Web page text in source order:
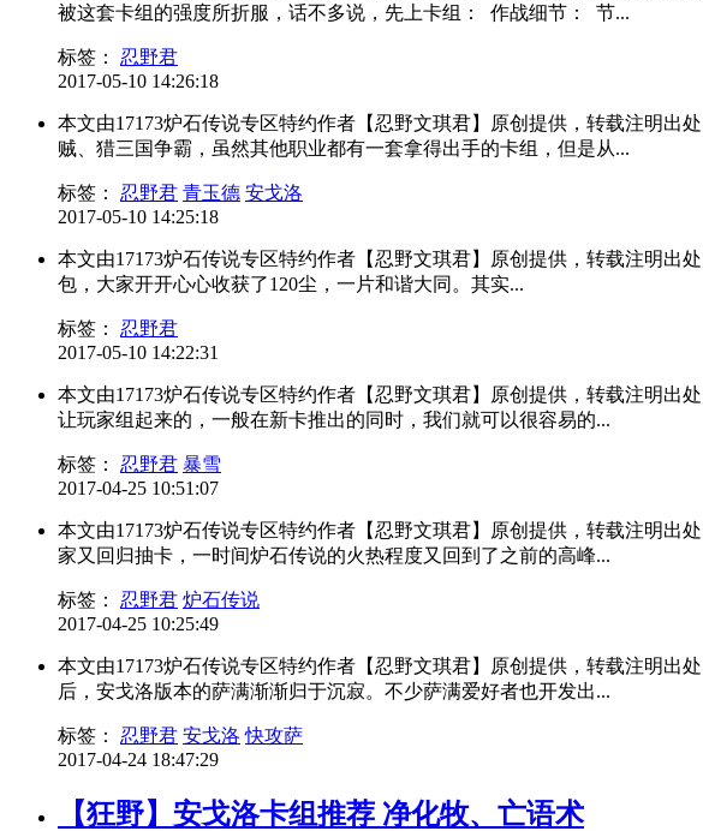
被这套卡组的强度所折服，话不多说，先上卡组： 作战细节： 节...
标签：
忍野君
2017-05-10 14:26:18
本文由17173炉石传说专区特约作者【忍野文琪君】原创提供，转载注明出
贼、猎三国争霸，虽然其他职业都有一套拿得出手的卡组，但是从...
标签： 忍野君 青玉德 安戈洛
2017-05-10 14:25:18
本文由17173炉石传说专区特约作者【忍野文琪君】原创提供，转载注明出
包，大家开开心心收获了120尘，一片和谐大同。其实...
标签：
忍野君
2017-05-10 14:22:31
本文由17173炉石传说专区特约作者【忍野文琪君】原创提供，转载注明
让玩家组起来的，一般在新卡推出的同时，我们就可以很容易的...
标签： 忍野君 暴雪
2017-04-25 10:51:07
本文由17173炉石传说专区特约作者【忍野文琪君】原创提供，转载注明
家又回归抽卡，一时间炉石传说的火热程度又回到了之前的高峰...
标签： 忍野君 炉石传说
2017-04-25 10:25:49
本文由17173炉石传说专区特约作者【忍野文琪君】原创提供，转载注明
后，安戈洛版本的萨满渐渐归于沉寂。不少萨满爱好者也开发出...
标签： 忍野君 安戈洛 快攻萨
2017-04-24 18:47:29
【狂野】安戈洛卡组推荐 净化牧、亡语术